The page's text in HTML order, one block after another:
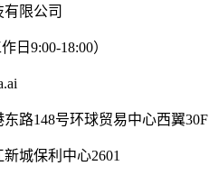
限公司
日9:00-18:00）
路148号环球贸易中心西翼30F
城保利中心2601